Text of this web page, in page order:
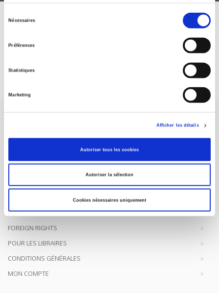
Nécessaires
Préférences
Statistiques
Marketing
Afficher les détails
Autoriser tous les cookies
Autoriser la sélection
Cookies nécessaires uniquement
ABONNEZ-VOUS À NOS
Maison d'édition dédiée aux sciences humaines et sociales, les
Presses de Sciences Po participent depuis leur création en 1976
CONTACTS
FOREIGN RIGHTS
POUR LES LIBRAIRES
CONDITIONS GÉNÉRALES
MON COMPTE